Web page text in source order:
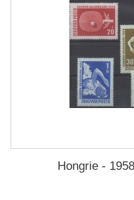
Hongrie -